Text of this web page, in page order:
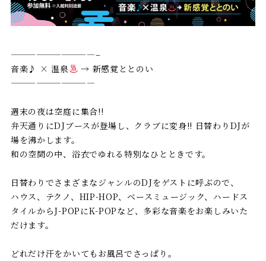
——————————–
音楽♪ × 温泉
→ 新感覚ととのい
——————————
週末の夜は空庭に集合!!
弁天通りにDJブースが登場し、クラブに変身!! 日替わりDJが
場を沸かします。
和の空間の中、浴衣でゆれる特別なひとときです。
日替わりでさまざまなジャンルのDJをゲストに呼ぶので、
ハウス、テクノ、HIP-HOP、ベースミュージック、ハードス
タイルからJ-POPにK-POPなど、多彩な音楽をお楽しみいた
だけます。
どれだけ汗をかいてもお風呂でさっぱり。